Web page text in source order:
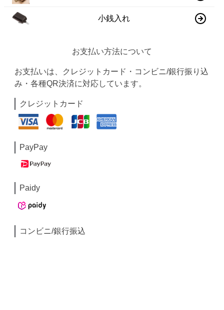
小銭入れ
お支払い方法について
お支払いは、クレジットカード・コンビニ/銀行振り込
み・各種QR決済に対応しています。
クレジットカード
PayPay
Paidy
コンビニ/銀行振込